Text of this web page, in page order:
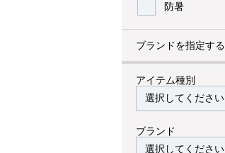
防暑
ブランドを指定する
アイテム種別
ブランド